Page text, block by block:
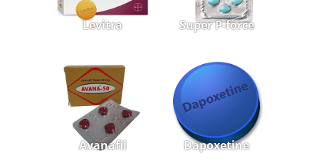
Levitra Super P-force
Avanafil Dapoxetine